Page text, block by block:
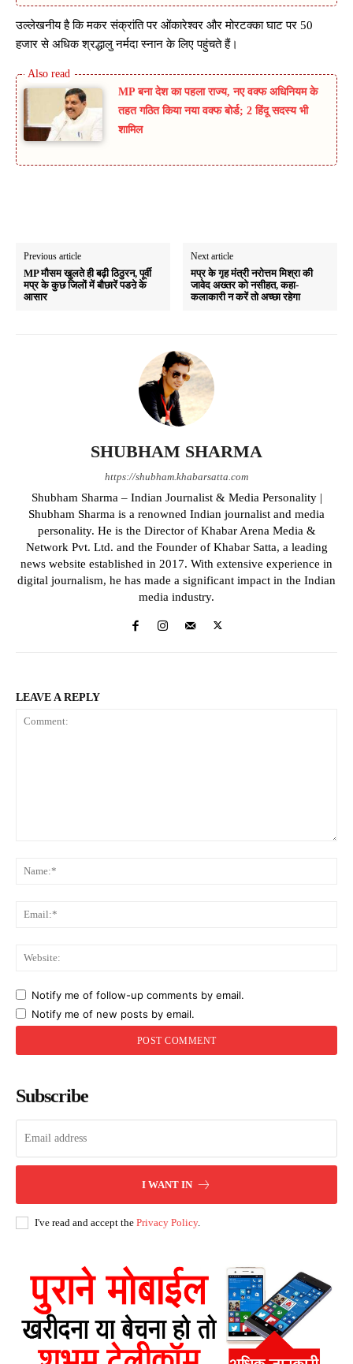
उल्लेखनीय है कि मकर संक्रांति पर ओंकारेश्वर और मोरटक्का घाट पर 50
हजार से अधिक श्रद्धालु नर्मदा स्नान के लिए पहुंचते हैं।
MP बना देश का पहला राज्य, नए वक्फ अधिनियम के
तहत गठित किया नया वक्फ बोर्ड; 2 हिंदू सदस्य भी
शामिल
Previous article
MP मौसम खुलते ही बढ़ी ठिठुरन, पूर्वी
मप्र के कुछ जिलों में बौछारें पडऩे के
आसार
Next article
मप्र के गृह मंत्री नरोत्तम मिश्रा की
जावेद अख्तर को नसीहत, कहा-
कलाकारी न करें तो अच्छा रहेगा
SHUBHAM SHARMA
https://shubham.khabarsatta.com
Shubham Sharma – Indian Journalist & Media Personality |
Shubham Sharma is a renowned Indian journalist and media
personality. He is the Director of Khabar Arena Media &
Network Pvt. Ltd. and the Founder of Khabar Satta, a leading
news website established in 2017. With extensive experience in
digital journalism, he has made a significant impact in the Indian
media industry.
LEAVE A REPLY
Notify me of follow-up comments by email.
Notify me of new posts by email.
Subscribe
I WANT IN
I've read and accept the Privacy Policy.